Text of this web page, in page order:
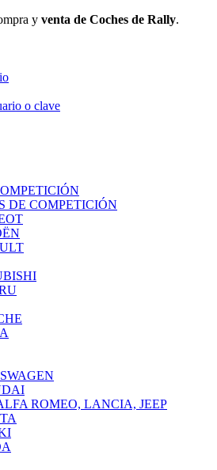
y venta de Coches de Rally.
o clave
DE COMPETICIÓN
ROMEO, LANCIA, JEEP